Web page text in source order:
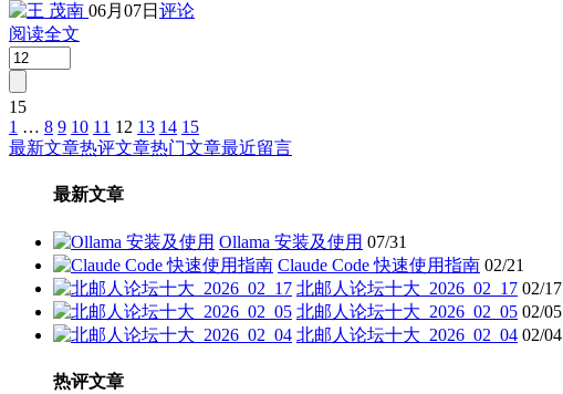
06月07日 评论
阅读全文
15
文
1 … 8 9 10 11 12 13 14 15
最新文章热评文章热门文章最近留言
最新文章
Ollama 安装及使用 07/31
Claude Code 快速使用指南 02/21
北邮人论坛十大_2026_02_17 02/17
北邮人论坛十大_2026_02_05 02/05
北邮人论坛十大_2026_02_04 02/04
热评文章